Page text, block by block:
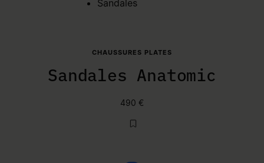
Sandales
CHAUSSURES PLATES
Sandales Anatomic
490 €